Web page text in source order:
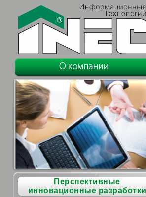
Перспективные
инновационные разработки